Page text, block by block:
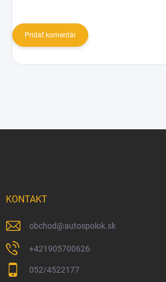
Pridať komentár
KONTAKT
obchod@autospolok.sk
+421905700626
052/4522177